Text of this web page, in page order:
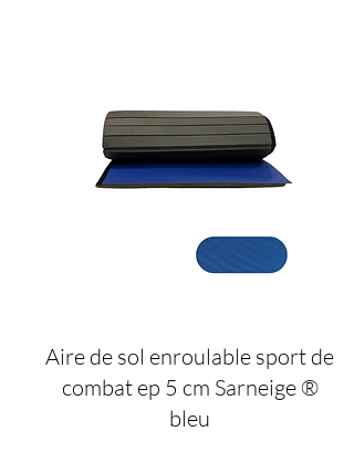
Aire de sol enroulable sport de
combat ep 5 cm Sarneige ®
bleu